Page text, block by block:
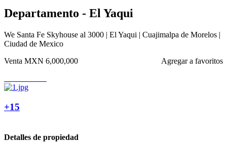
Departamento - El Yaqui
We Santa Fe Skyhouse al 3000 | El Yaqui | Cuajimalpa de Morelos |
Ciudad de Mexico
Agregar a favoritos
Venta MXN 6,000,000
+15
Detalles de propiedad